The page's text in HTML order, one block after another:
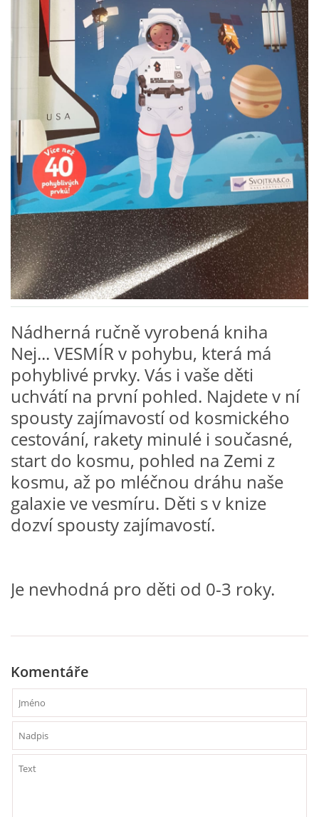
VZDĚLÁVACÍ BLOK PROSINEC
VZDĚLÁVACÍ BLOK LEDEN
VZDĚLÁVACÍ BLOK ÚNOR
VZDĚLÁVACÍ BLOK BŘEZEN
VZDĚLÁVACÍ BLOK DUBEN
VÝTVARNÉ TECHNIKY
VÝTVARNÉ POMŮCKY
VÝTVARNÉ AKTIVITY - LÉTO
VÝTVARNÉ AKTIVITY - PODZIM
VÝTVARNÉ AKTIVITY - ZIMA
CHARAKTERISTIKA ROČNÍCH OBDOBÍ
HÁDANKY K TÉMATU JARO, LÉTO, PODZIM,ZIMA
POHYBOVÉ AKTIVITY NA TÉMA JARO
PÍSNĚ K TÉMATU LÉTO
BÁSNĚ K TÉMATU LÉTO
Nádherná ručně vyrobená kniha
Nej... VESMÍR v pohybu, která má
pohyblivé prvky. Vás i vaše děti
uchvátí na první pohled. Najdete v ní
spousty zajímavostí od kosmického
cestování, rakety minulé i současné,
start do kosmu, pohled na Zemi z
kosmu, až po mléčnou dráhu naše
galaxie ve vesmíru. Děti s v knize
dozví spousty zajímavostí.
Je nevhodná pro děti od 0-3 roky.
Komentáře